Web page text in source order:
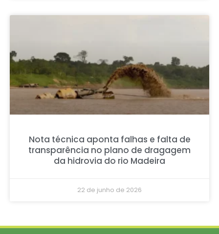
Nota técnica aponta falhas e falta de
transparência no plano de dragagem
da hidrovia do rio Madeira
22 de junho de 2026